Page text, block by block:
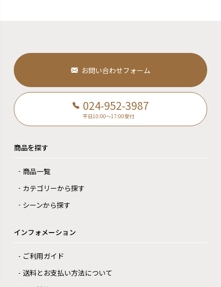
お問い合わせフォーム
024-952-3987
平日10:00～17:00受付
商品を探す
商品一覧
カテゴリーから探す
シーンから探す
インフォメーション
ご利用ガイド
送料とお支払い方法について